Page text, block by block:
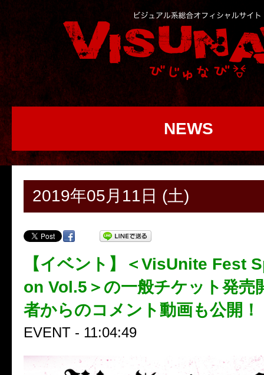
NEWS
2019年05月11日 (土)
【イベント】＜VisUnite Fest
on Vol.5＞の一般チケット発売
者からのコメント動画も公開！
EVENT - 11:04:49